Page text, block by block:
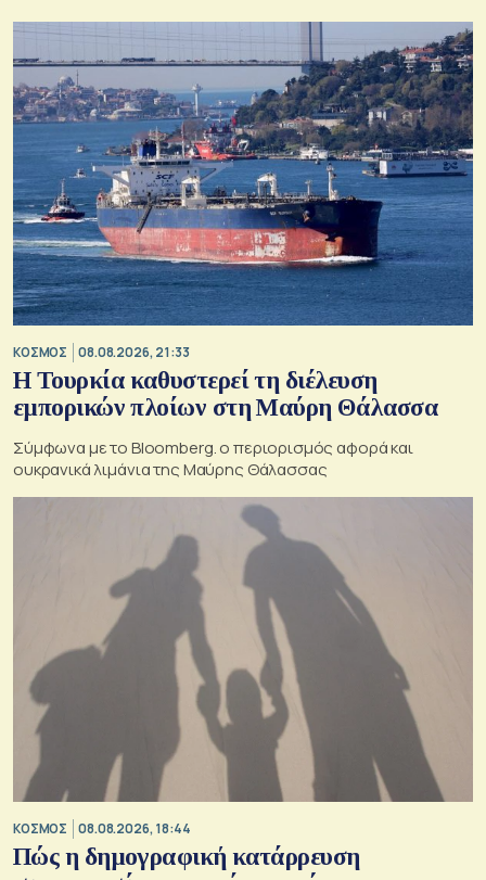
ΚΟΣΜΟΣ 08.08.2026, 21:33
Η Τουρκία καθυστερεί τη διέλευση
εμπορικών πλοίων στη Μαύρη Θάλασσα
Σύμφωνα με το Bloomberg. ο περιορισμός αφορά και
ουκρανικά λιμάνια της Μαύρης Θάλασσας
ΚΟΣΜΟΣ 08.08.2026, 18:44
Πώς η δημογραφική κατάρρευση